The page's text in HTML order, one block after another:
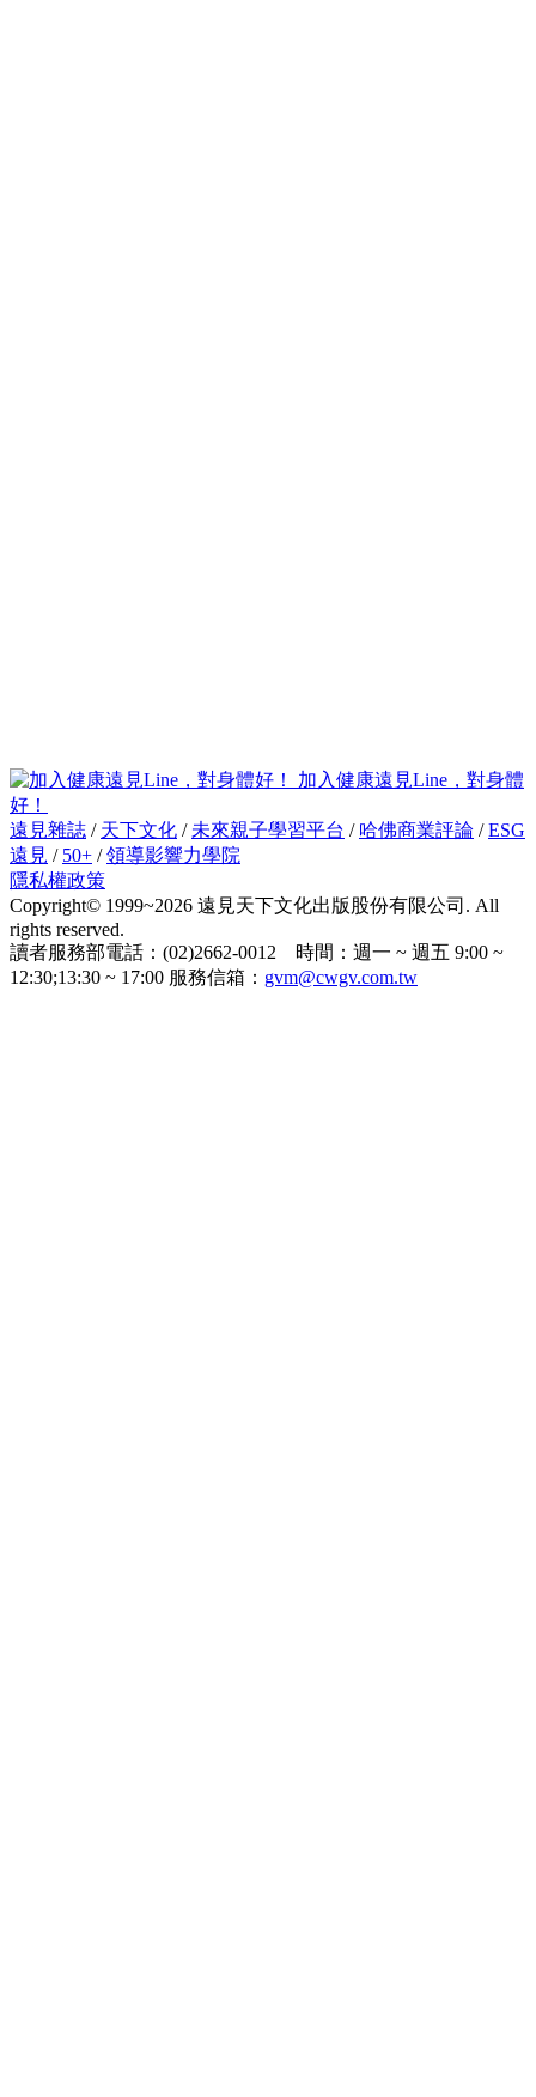
加入健康遠見Line，對身體
好！
遠見雜誌 / 天下文化 / 未來親子學習平台 / 哈佛商業評論 /ESG
遠見 / 50+ /領導影響力學院
隱私權政策
Copyright© 1999~2026 遠見天下文化出版股份有限公司. All
rights reserved.
讀者服務部電話：(02)2662-0012 時間：週一 ~ 週五 9:00 ~
12:30;13:30 ~ 17:00 服務信箱： gvm@cwgv.com.tw